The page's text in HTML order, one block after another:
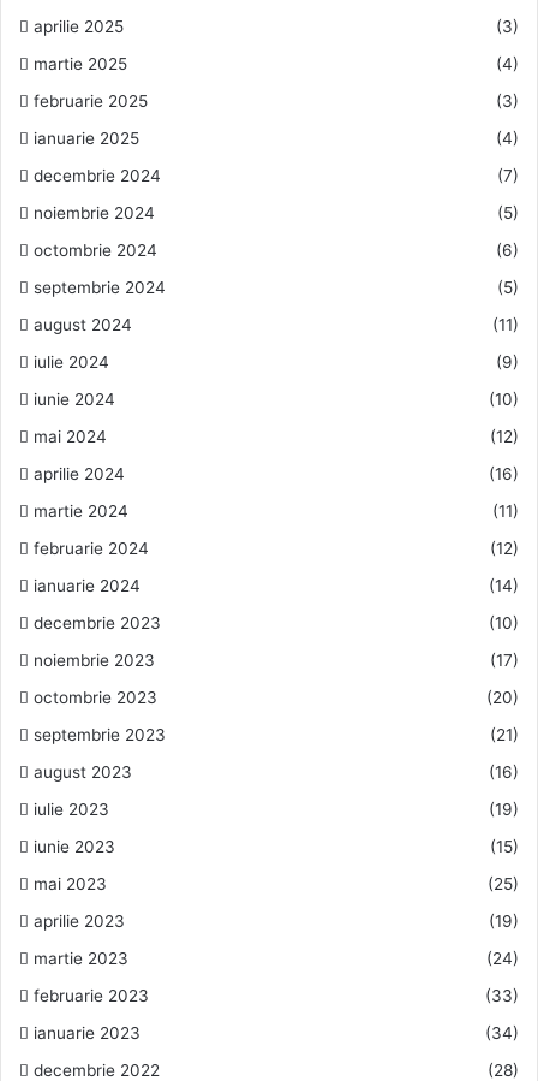
aprilie 2025
(3)
martie 2025
(4)
februarie 2025
(3)
ianuarie 2025
(4)
decembrie 2024
(7)
noiembrie 2024
(5)
octombrie 2024
(6)
septembrie 2024
(5)
august 2024
(11)
iulie 2024
(9)
iunie 2024
(10)
mai 2024
(12)
aprilie 2024
(16)
martie 2024
(11)
februarie 2024
(12)
ianuarie 2024
(14)
decembrie 2023
(10)
noiembrie 2023
(17)
octombrie 2023
(20)
septembrie 2023
(21)
august 2023
(16)
iulie 2023
(19)
iunie 2023
(15)
mai 2023
(25)
aprilie 2023
(19)
martie 2023
(24)
februarie 2023
(33)
ianuarie 2023
(34)
decembrie 2022
(28)